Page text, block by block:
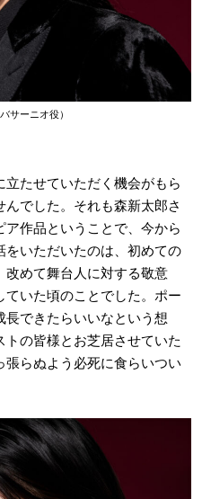
サーニオ役）
たせていただく機会がもら
でした。それも森新太郎さ
作品ということで、今から
いただいたのは、初めての
めて舞台人に対する敬意
いた頃のことでした。ポー
できたらいいなという想
の皆様とお芝居させていた
らぬよう必死に食らいつい